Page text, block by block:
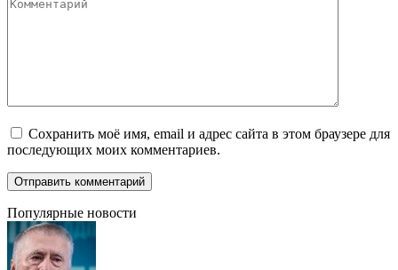
Сохранить моё имя, email и адрес сайта в этом браузере для
последующих моих комментариев.
Популярные новости